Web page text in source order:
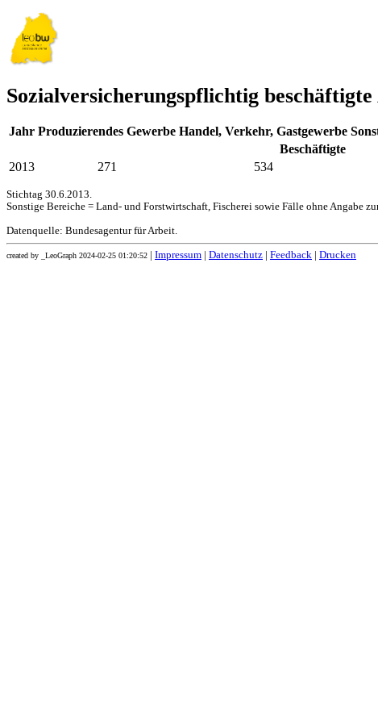
Sozialversicherungspflichtig
Jahr Produzierendes Gewerbe Handel, Verkehr, Gastgewerbe
Beschäftigte
2013
271 534
Stichtag 30.6.2013.
Sonstige Bereiche = Land- und Forstwirtschaft, Fischerei sowie Fälle ohne Angabe
Datenquelle: Bundesagentur für Arbeit.
created by _LeoGraph 2024-02-25 01:20:52 Impressum Datenschutz Feedback Drucken